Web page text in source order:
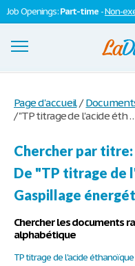
Job Openings:Part-time -Non-
S'inscrire
Se connecter
Contactez-nous
Page d'accueil /
/"TP titrage de l'acide éth
Chercher par titre:
De "TP titrage de
Gaspillage
Chercher les documents
alphabétique
TP titrage de l'acide